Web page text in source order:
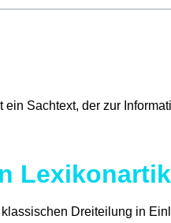
ein Sachtext, der zur
klassischen Dreiteilung in